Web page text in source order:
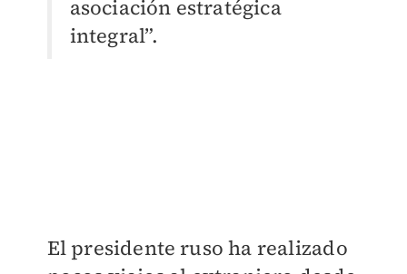
asociación estratégica
integral”.
El presidente ruso ha realizado